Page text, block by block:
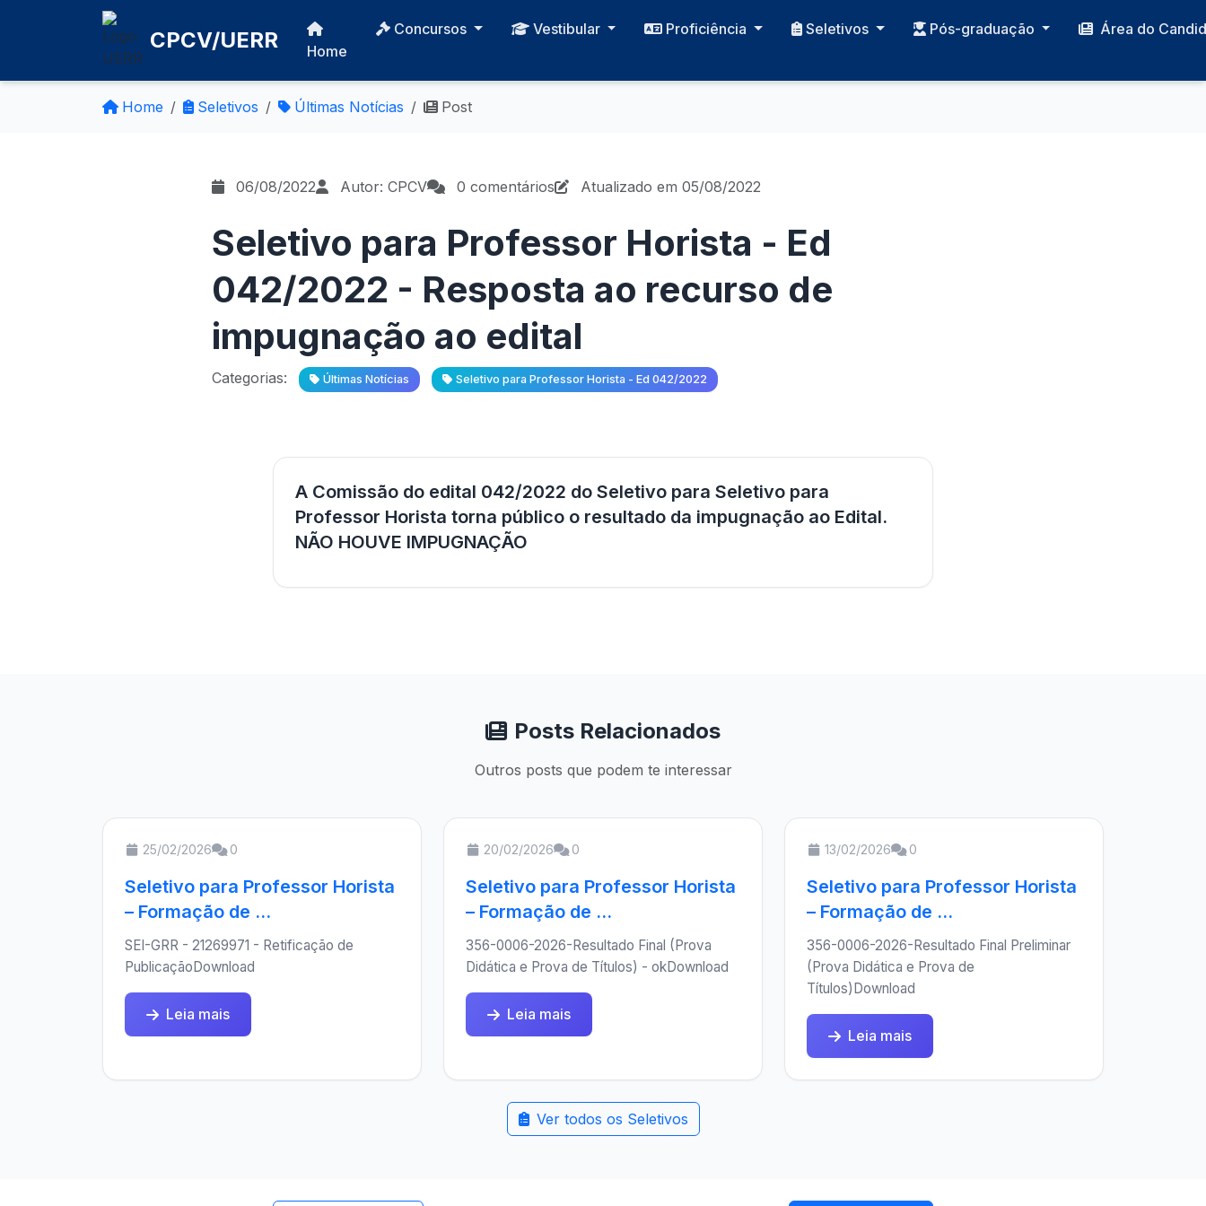
CPCV/UERR Home
Concursos Vestibular Proficiência Seletivos Pós-graduação Área do
Home Seletivos Últimas Notícias Post
06/08/2022 Autor: CPCV 0 comentários Atualizado em 05/08/2022
Seletivo para Professor Horista - Ed
042/2022 - Resposta ao recurso de
impugnação ao edital
Categorias: Últimas Notícias Seletivo para Professor Horista - Ed 042/2022
A Comissão do edital 042/2022 do Seletivo para Seletivo para
Professor Horista torna público o resultado da impugnação ao Edital.
NÃO HOUVE IMPUGNAÇÃO
Posts Relacionados
Outros posts que podem te interessar
25/02/2026 0
Seletivo para Professor Horista
– Formação de ...
SEI-GRR - 21269971 - Retificação de
PublicaçãoDownload
Leia mais
20/02/2026 0
Seletivo para Professor Horista
– Formação de ...
356-0006-2026-Resultado Final (Prova
Didática e Prova de Títulos) - okDownload
Leia mais
13/02/2026 0
Seletivo para Professor Horista
– Formação de ...
356-0006-2026-Resultado Final Preliminar
(Prova Didática e Prova de
Títulos)Download
Leia mais
Ver todos os Seletivos